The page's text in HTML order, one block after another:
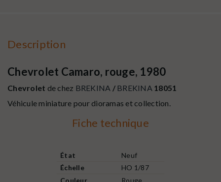
Description
Chevrolet Camaro, rouge, 1980
Chevrolet de chez BREKINA / BREKINA 18051
Véhicule miniature pour dioramas et collection.
Fiche technique
État
Neuf
Échelle
HO 1/87
Couleur
Rouge